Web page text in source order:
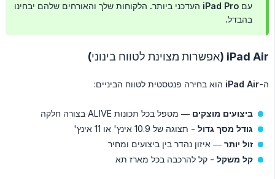
עם iPad Pro העדכני ביותר. הלקוחות שלך והאורחים שלהם יבחינו
בהבדל.
iPad Air (אפשרות מצוינת לטווח בינוני)
ה-iPad Air הוא בחירה פנטסטית לטווח הביניים:
ביצועים מוצקים — מטפל בכל תכונות ALIVE בצורה חלקה
גודל מסך גדול - תצוגה של 10.9 אינץ' או 11 אינץ'
זול יותר — איזון נהדר בין ביצועים ומחיר
קל משקל - קל להרכבה בכל מארז תא